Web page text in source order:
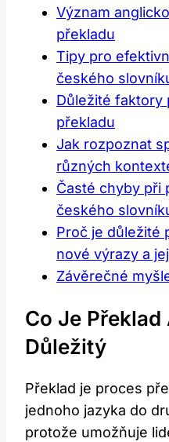
Význam
překladu
Tipy pro
českého
Důležité faktory⁤
překladu
Jak rozpoznat
různých
Časté chyby při
českého
Proč je důležité
nové⁢ výrazy a
Závěrečné
Co Je
Důležitý
Překlad je proces
jednoho jazyka do
protože umožňuje